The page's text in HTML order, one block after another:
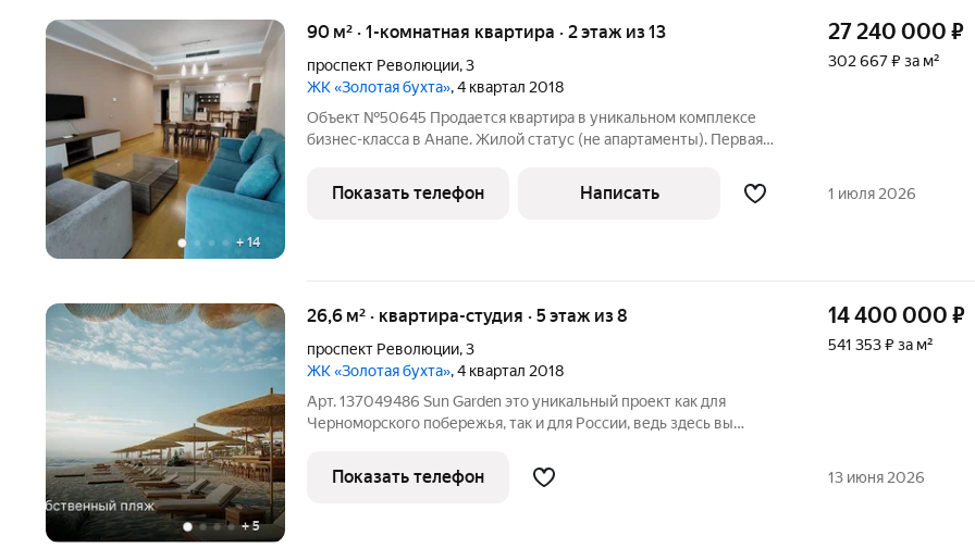
+14
90 м² · 1-комнатная квартира · 2 этаж из 13
проспект Революции,3
ЖК «Золотая бухта», 4 квартал 2018
Объект №50645 Продается квартира в уникальном комплексе
бизнес-класса в Анапе. Жилой статус (не апартаменты). Первая
статус: Объект расположен в уникальном жилом комплексе
бизнес-класса на
27 240 000 ₽
302 667 ₽ за м²
Показать телефон Написать 1 июля 2026
+5
26,6 м² · квартира-студия · 5 этаж из 8
проспект Революции,3
ЖК «Золотая бухта», 4 квартал 2018
Арт. 137049486 Sun Garden это уникальный проект как для
Черноморского побережья, так и для России, ведь здесь вы
приморской виллы в условиях полного сервиса. Живите тут все
лето, приезжайте на
14 400 000 ₽
541 353 ₽ за м²
Показать телефон 13 июня 2026